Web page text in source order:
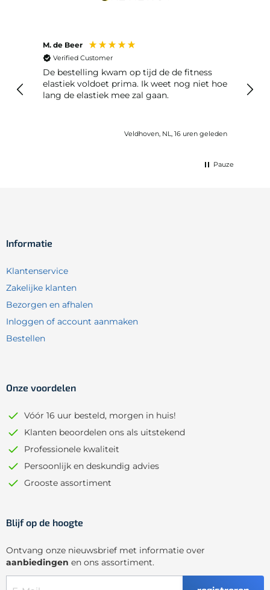
M. de Beer
Verified Customer
De bestelling kwam op tijd de de fitness
elastiek voldoet prima. Ik weet nog niet hoe
lang de elastiek mee zal gaan.
Veldhoven, NL, 16 uren geleden
Pauze
Informatie
Klantenservice
Zakelijke klanten
Bezorgen en afhalen
Inloggen of account aanmaken
Bestellen
Onze voordelen
Vóór 16 uur besteld, morgen in huis!
Klanten beoordelen ons als uitstekend
Professionele kwaliteit
Persoonlijk en deskundig advies
Grooste assortiment
Blijf op de hoogte
Ontvang onze nieuwsbrief met informatie over
aanbiedingen en ons assortiment.